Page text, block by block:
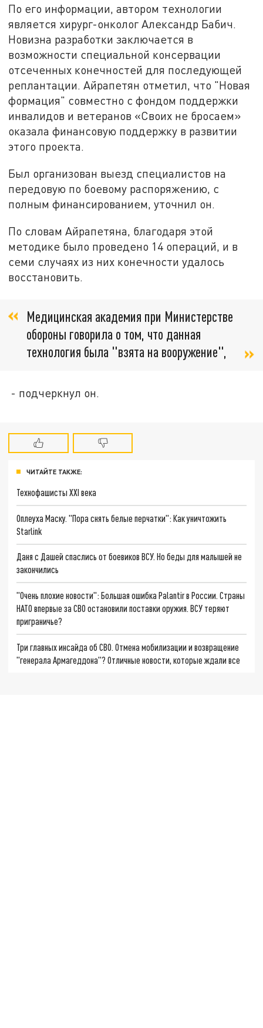
По его информации, автором технологии
является хирург-онколог Александр Бабич.
Новизна разработки заключается в
возможности специальной консервации
отсеченных конечностей для последующей
реплантации. Айрапетян отметил, что "Новая
формация" совместно с фондом поддержки
инвалидов и ветеранов «Своих не бросаем»
оказала финансовую поддержку в развитии
этого проекта.
Был организован выезд специалистов на
передовую по боевому распоряжению, с
полным финансированием, уточнил он.
По словам Айрапетяна, благодаря этой
методике было проведено 14 операций, и в
семи случаях из них конечности удалось
восстановить.
Медицинская академия при Министерстве
обороны говорила о том, что данная
технология была "взята на вооружение",
- подчеркнул он.
ЧИТАЙТЕ ТАКЖЕ:
Технофашисты XXI века
Оплеуха Маску. "Пора снять белые перчатки": Как уничтожить
Starlink
Даня с Дашей спаслись от боевиков ВСУ. Но беды для малышей не
закончились
"Очень плохие новости": Большая ошибка Palantir в России. Страны
НАТО впервые за СВО остановили поставки оружия. ВСУ теряют
приграничье?
Три главных инсайда об СВО. Отмена мобилизации и возвращение
"генерала Армагеддона"? Отличные новости, которые ждали все